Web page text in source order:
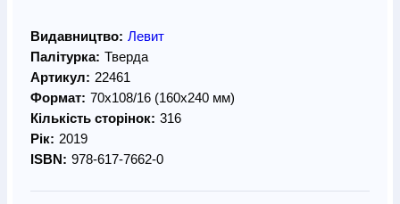
Видавництво: Левит
Палітурка: Тверда
Артикул: 22461
Формат: 70х108/16 (160х240 мм)
Кількість сторінок: 316
Рік: 2019
ISBN: 978-­617­-7662-­0